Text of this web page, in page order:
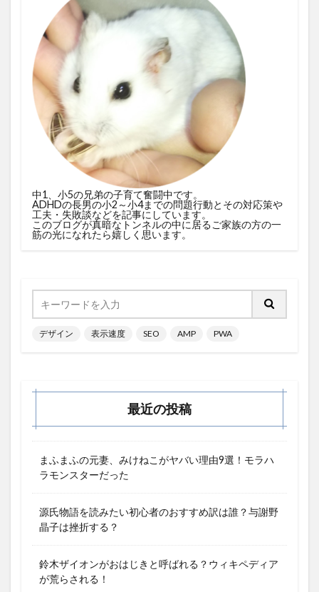
中1、小5の兄弟の子育て奮闘中です。
ADHDの長男の小2～小4までの問題行動とその対応策や
工夫・失敗談などを記事にしています。
このブログが真暗なトンネルの中に居るご家族の方の一
筋の光になれたら嬉しく思います。
デザイン 表示速度 SEO AMP PWA
最近の投稿
まふまふの元妻、みけねこがヤバい理由9選！モラハ
ラモンスターだった
源氏物語を読みたい初心者のおすすめ訳は誰？与謝野
晶子は挫折する？
鈴木ザイオンがおはじきと呼ばれる？ウィキペディア
が荒らされる！